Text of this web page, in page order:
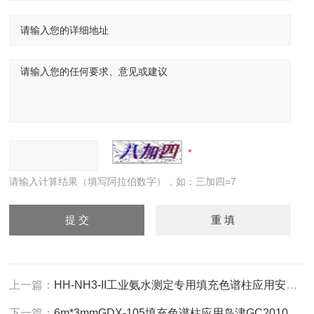
请输入计算结果（填写阿拉伯数字），如：三加四=7
上一篇： HH-NH3-II工业氨水测定专用填充色谱柱应用安捷伦